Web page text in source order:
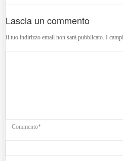
Lascia un commento
Il tuo indirizzo email non sarà pubblicato. I
Commento*